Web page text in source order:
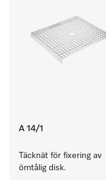
A 14/1
Täcknät för fixering av
ömtålig disk.